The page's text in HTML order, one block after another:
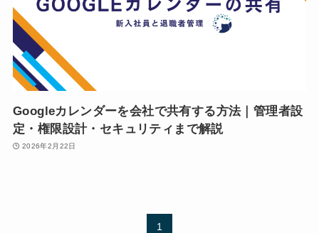
Googleカレンダーを会社で共有する方法｜管理者設
定・権限設計・セキュリティまで解説
2026年2月22日
1